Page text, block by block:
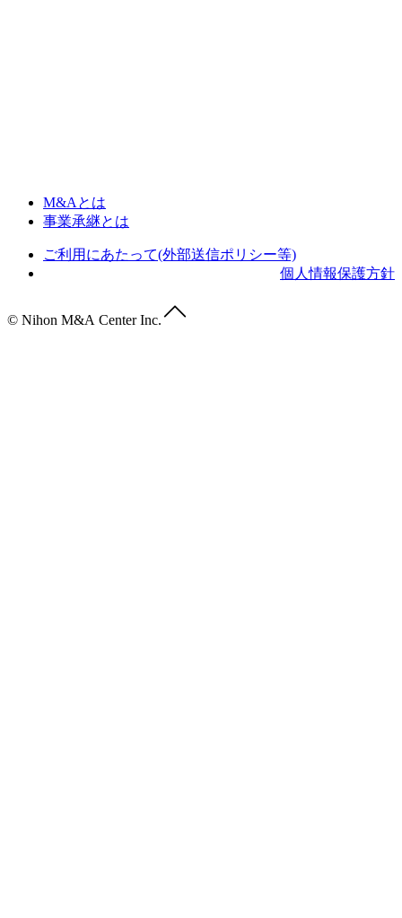
M&Aとは
事業承継とは
ご利用にあたって(外部送信ポリシー等)
個人情報保護方針
© Nihon M&A Center Inc.